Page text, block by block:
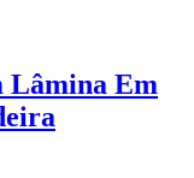
Lâmina Em